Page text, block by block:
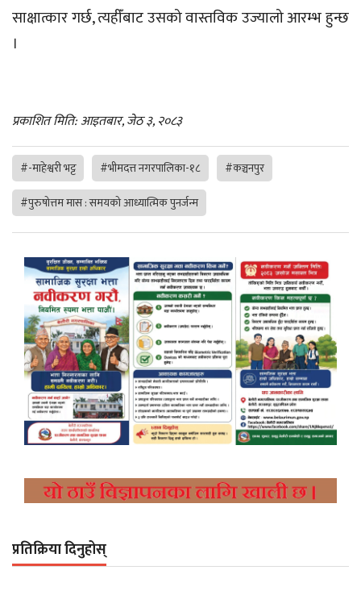
साक्षात्कार गर्छ, त्यहीँबाट उसको वास्तविक उज्यालो आरम्भ हुन्छ
।
प्रकाशित मिति: आइतबार, जेठ ३, २०८३
#-माहेश्वरी भट्ट #भीमदत्त नगरपालिका-१८
#कञ्चनपुर
#पुरुषोत्तम मास : समयको आध्यात्मिक पुनर्जन्म
प्रतिक्रिया दिनुहोस्